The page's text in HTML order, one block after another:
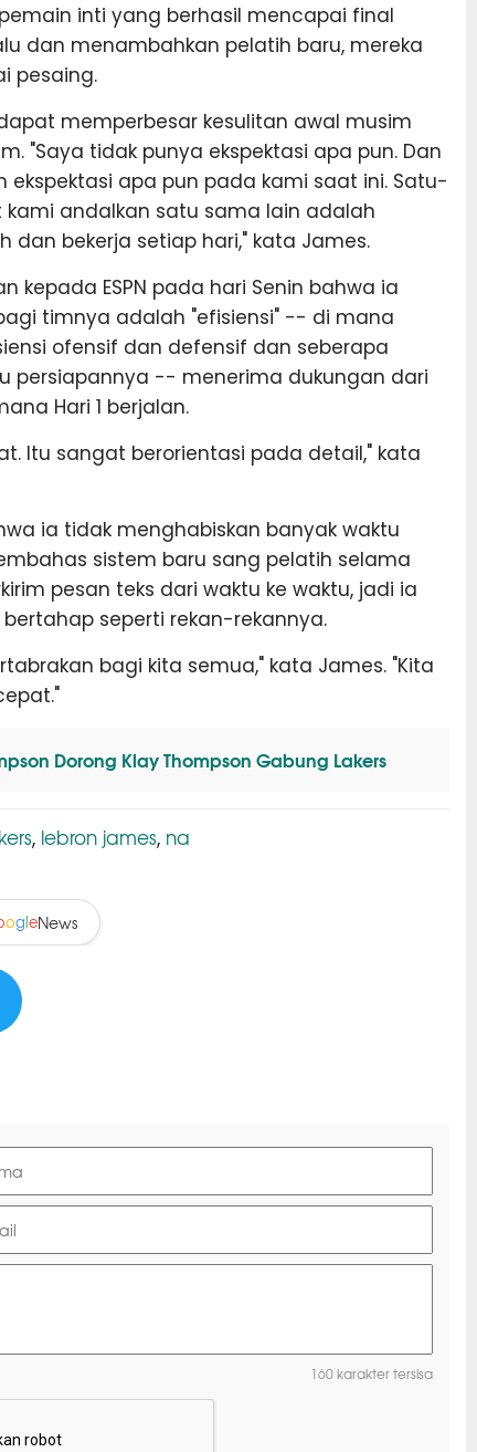
inti yang berhasil mencapai final
dan menambahkan pelatih baru, mereka
pesaing.
memperbesar kesulitan awal musim
"Saya tidak punya ekspektasi apa pun. Dan
ekspektasi apa pun pada kami saat ini. Satu-
andalkan satu sama lain adalah
dan bekerja setiap hari," kata James.
kepada ESPN pada hari Senin bahwa ia
timnya adalah "efisiensi" -- di mana
ofensif dan defensif dan seberapa
persiapannya -- menerima dukungan dari
Hari 1 berjalan.
Itu sangat berorientasi pada detail," kata
ia tidak menghabiskan banyak waktu
sistem baru sang pelatih selama
pesan teks dari waktu ke waktu, jadi ia
seperti rekan-rekannya.
bagi kita semua," kata James. "Kita
Dorong Klay Thompson Gabung Lakers
, lebron james, na
ogleNews
160 karakter tersisa